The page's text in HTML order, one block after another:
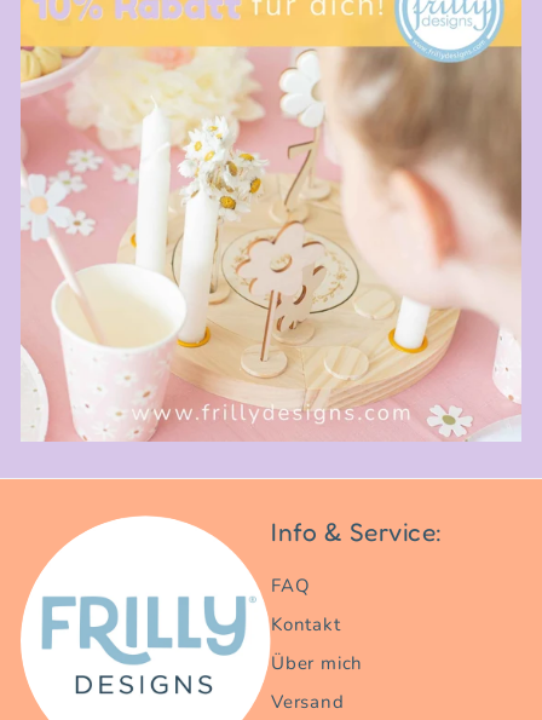
Info & Service:
FAQ
Kontakt
Über mich
Versand